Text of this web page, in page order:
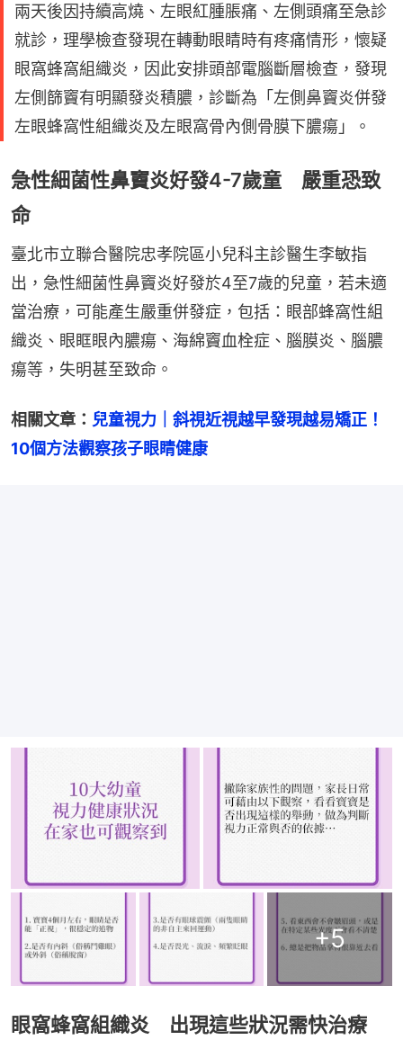
兩天後因持續高燒、左眼紅腫脹痛、左側頭痛至急診
就診，理學檢查發現在轉動眼睛時有疼痛情形，懷疑
眼窩蜂窩組織炎，因此安排頭部電腦斷層檢查，發現
左側篩竇有明顯發炎積膿，診斷為「左側鼻竇炎併發
左眼蜂窩性組織炎及左眼窩骨內側骨膜下膿瘍」。
急性細菌性鼻竇炎好發4-7歲童 嚴重恐致
命
臺北市立聯合醫院忠孝院區小兒科主診醫生李敏指
出，急性細菌性鼻竇炎好發於4至7歲的兒童，若未適
當治療，可能產生嚴重併發症，包括：眼部蜂窩性組
織炎、眼眶眼內膿瘍、海綿竇血栓症、腦膜炎、腦膿
瘍等，失明甚至致命。
相關文章： 兒童視力｜斜視近視越早發現越易矯正！
10個方法觀察孩子眼睛健康
+5
眼窩蜂窩組織炎 出現這些狀況需快治療